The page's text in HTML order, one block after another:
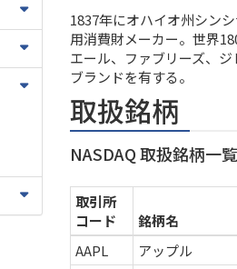
1837年にオハイオ州シン
用消費財メーカー。世界
エール、ファブリーズ、
ブランドを有する。
取扱銘柄
NASDAQ 取扱銘柄一
取引所
コード
銘柄名
AAPL
アップル